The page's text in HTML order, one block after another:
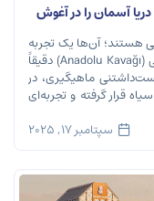
آسمان را در آغوش
هستند؛ آن‌ها یک تجربه
کامل و چندوجهی را ارائه می‌دهند. آنادولو کاوایی (Anadolu Kavağı) دقیقاً
ماهیگیری، در
قرار گرفته و تجربه‌ای
سپتامبر 17, 2025